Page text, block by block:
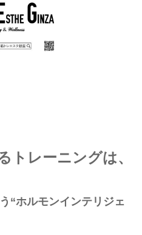
トレーニングは、
“ホルモンインテリジェ